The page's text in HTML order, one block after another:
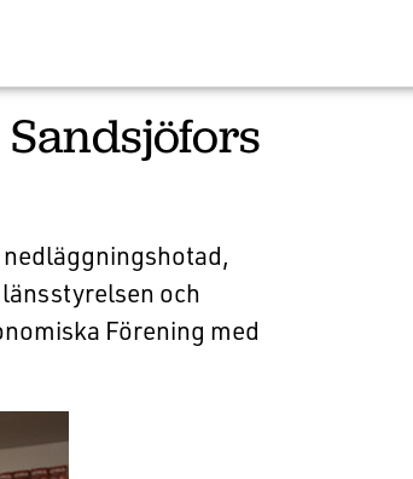
och
Förening med